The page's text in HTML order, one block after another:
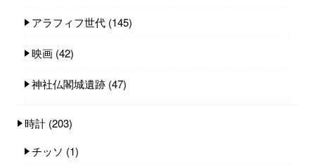
アラフィフ世代 (145)
映画 (42)
神社仏閣城遺跡 (47)
時計 (203)
チッソ (1)